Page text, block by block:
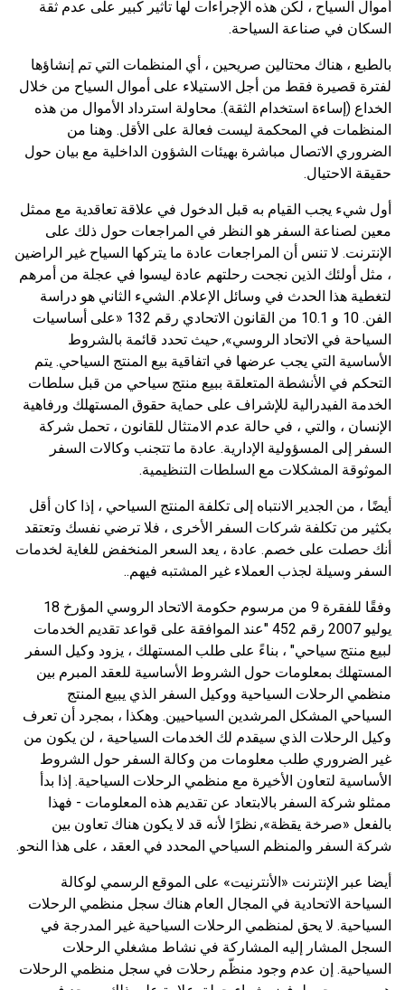
أموال السياح ، لكن هذه الإجراءات لها تأثير كبير على عدم ثقة
السكان في صناعة السياحة.
بالطبع ، هناك محتالين صريحين ، أي المنظمات التي تم إنشاؤها
لفترة قصيرة فقط من أجل الاستيلاء على أموال السياح من خلال
الخداع (إساءة استخدام الثقة). محاولة استرداد الأموال من هذه
المنظمات في المحكمة ليست فعالة على الأقل. وهنا من
الضروري الاتصال مباشرة بهيئات الشؤون الداخلية مع بيان حول
حقيقة الاحتيال.
أول شيء يجب القيام به قبل الدخول في علاقة تعاقدية مع ممثل
معين لصناعة السفر هو النظر في المراجعات حول ذلك على
الإنترنت. لا تنس أن المراجعات عادة ما يتركها السياح غير الراضين
، مثل أولئك الذين نجحت رحلتهم عادة ليسوا في عجلة من أمرهم
لتغطية هذا الحدث في وسائل الإعلام. الشيء الثاني هو دراسة
الفن. 10 و 10.1 من القانون الاتحادي رقم 132 «على أساسيات
السياحة في الاتحاد الروسي», حيث تحدد قائمة بالشروط
الأساسية التي يجب عرضها في اتفاقية بيع المنتج السياحي. يتم
التحكم في الأنشطة المتعلقة ببيع منتج سياحي من قبل سلطات
الخدمة الفيدرالية للإشراف على حماية حقوق المستهلك ورفاهية
الإنسان ، والتي ، في حالة عدم الامتثال للقانون ، تحمل شركة
السفر إلى المسؤولية الإدارية. عادة ما تتجنب وكالات السفر
الموثوقة المشكلات مع السلطات التنظيمية.
أيضًا ، من الجدير الانتباه إلى تكلفة المنتج السياحي ، إذا كان أقل
بكثير من تكلفة شركات السفر الأخرى ، فلا ترضي نفسك وتعتقد
أنك حصلت على خصم. عادة ، يعد السعر المنخفض للغاية لخدمات
السفر وسيلة لجذب العملاء غير المشتبه فيهم..
وفقًا للفقرة 9 من مرسوم حكومة الاتحاد الروسي المؤرخ 18
يوليو 2007 رقم 452 "عند الموافقة على قواعد تقديم الخدمات
لبيع منتج سياحي" ، بناءً على طلب المستهلك ، يزود وكيل السفر
المستهلك بمعلومات حول الشروط الأساسية للعقد المبرم بين
منظمي الرحلات السياحية ووكيل السفر الذي يبيع المنتج
السياحي المشكل المرشدين السياحيين. وهكذا ، بمجرد أن تعرف
وكيل الرحلات الذي سيقدم لك الخدمات السياحية ، لن يكون من
غير الضروري طلب معلومات من وكالة السفر حول الشروط
الأساسية لتعاون الأخيرة مع منظمي الرحلات السياحية. إذا بدأ
ممثلو شركة السفر بالابتعاد عن تقديم هذه المعلومات - فهذا
بالفعل «صرخة يقظة», نظرًا لأنه قد لا يكون هناك تعاون بين
شركة السفر والمنظم السياحي المحدد في العقد ، على هذا النحو.
أيضا عبر الإنترنت «الأنترنيت» على الموقع الرسمي لوكالة
السياحة الاتحادية في المجال العام هناك سجل منظمي الرحلات
السياحية. لا يحق لمنظمي الرحلات السياحية غير المدرجة في
السجل المشار إليه المشاركة في نشاط مشغلي الرحلات
السياحية. إن عدم وجود منظّم رحلات في سجل منظمي الرحلات